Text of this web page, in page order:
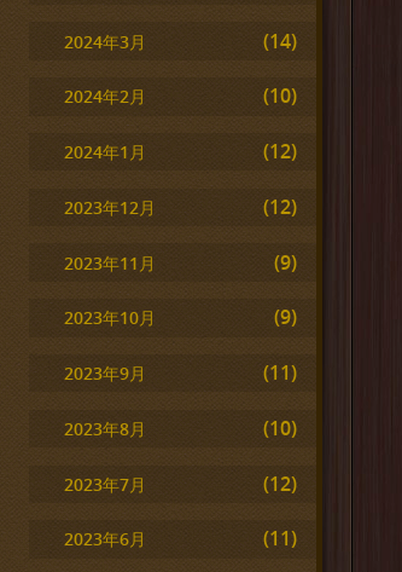
2024年3月 (14)
2024年2月 (10)
2024年1月 (12)
2023年12月 (12)
2023年11月 (9)
2023年10月 (9)
2023年9月 (11)
2023年8月 (10)
2023年7月 (12)
2023年6月 (11)